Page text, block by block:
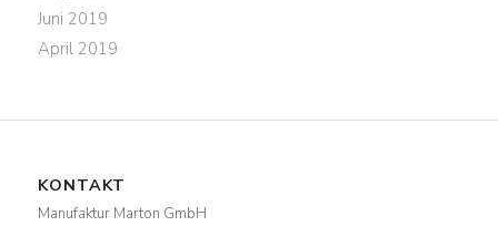
Juni 2019
April 2019
KONTAKT
Manufaktur Marton GmbH